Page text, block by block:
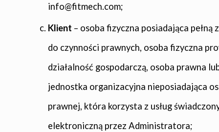
info@fitmech.com;
Klient – osoba fizyczna posiadająca pełną
do czynności prawnych, osoba fizyczna
działalność gospodarczą, osoba prawna
jednostka organizacyjna nieposiadająca
prawnej, która korzysta z usług
elektroniczną przez Administratora;